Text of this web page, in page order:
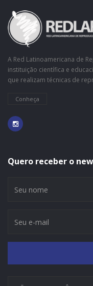
A Red Latinoamericana de
instituição científica e
que realizam técnicas de
Conheça
Quero receber o